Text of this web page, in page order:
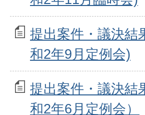
提出案件・議決結
和2年9月定例会)
提出案件・議決結
和2年6月定例会）